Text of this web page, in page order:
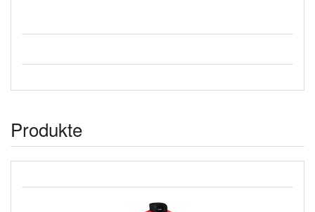
Produkte